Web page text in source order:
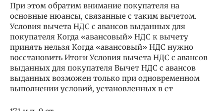
При этом обратим внимание покупателя на
основные нюансы, связанные с таким вычетом.
Условия вычета НДС с авансов выданных для
покупателя Когда «авансовый» НДС к вычету
принять нельзя Когда «авансовый» НДС нужно
восстановить Итоги Условия вычета НДС с авансов
выданных для покупателя Вычет НДС с авансов
выданных возможен только при одновременном
выполнении условий, установленных в ст